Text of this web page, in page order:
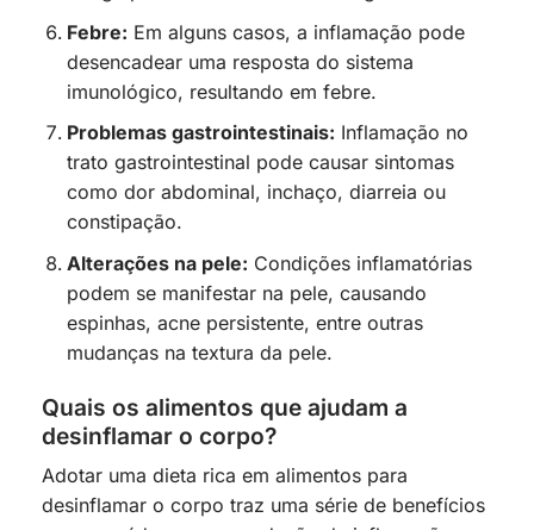
Febre: Em alguns casos, a inflamação pode
desencadear uma resposta do sistema
imunológico, resultando em febre.
Problemas gastrointestinais: Inflamação no
trato gastrointestinal pode causar sintomas
como dor abdominal, inchaço, diarreia ou
constipação.
Alterações na pele: Condições inflamatórias
podem se manifestar na pele, causando
espinhas, acne persistente, entre outras
mudanças na textura da pele.
Quais os alimentos que ajudam a
desinflamar o corpo?
Adotar uma dieta rica em alimentos para
desinflamar o corpo traz uma série de benefícios